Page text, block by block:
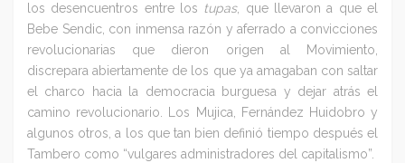
los desencuentros entre los tupas, que llevaron a que el
Bebe Sendic, con inmensa razón y aferrado a convicciones
revolucionarias que dieron origen al Movimiento,
discrepara abiertamente de los que ya amagaban con saltar
el charco hacia la democracia burguesa y dejar atrás el
camino revolucionario. Los Mujica, Fernández Huidobro y
algunos otros, a los que tan bien definió tiempo después el
Tambero como “vulgares administradores del capitalismo”.